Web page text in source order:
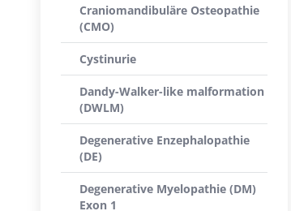
Craniomandibuläre Osteopathie
(CMO)
Cystinurie
Dandy-Walker-like malformation
(DWLM)
Degenerative Enzephalopathie
(DE)
Degenerative Myelopathie (DM)
Exon 1